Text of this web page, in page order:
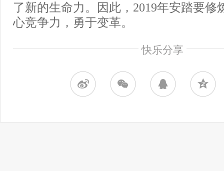
了新的生命力。因此，2019年安踏要修
心竞争力，勇于变革。
快乐分享